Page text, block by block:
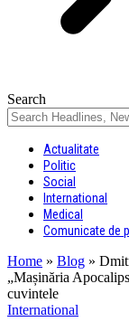
Search
Actualitate
Politic
Social
International
Medical
Comunicate de
Home » Blog »
„Mașinăria
cuvintele
International